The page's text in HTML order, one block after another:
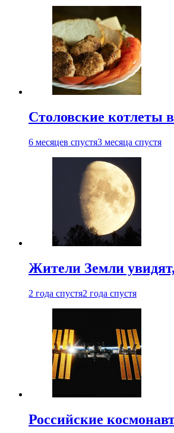
Столовские котлеты
6 месяцев спустя3 месяца спустя
Жители Земли
2 года спустя2 года спустя
Российские